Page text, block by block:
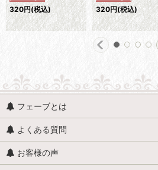
320円(税込) 320円(税込)
フェーブとは
よくある質問
お客様の声